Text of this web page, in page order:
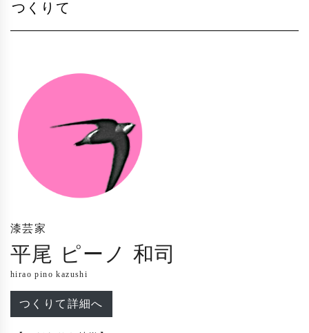
つくりて
漆芸家
平尾 ピーノ 和司
hirao pino kazushi
つくりて詳細へ